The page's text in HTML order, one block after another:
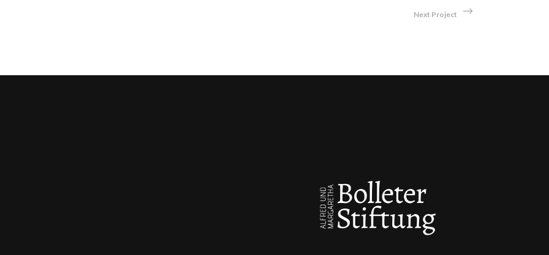
Next Project